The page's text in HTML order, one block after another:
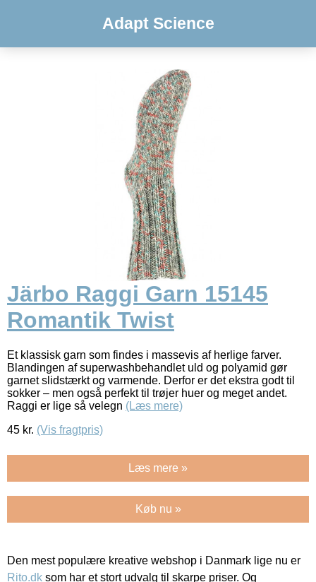
Adapt Science
Järbo Raggi Garn 15145
Romantik Twist
Et klassisk garn som findes i massevis af herlige farver.
Blandingen af superwashbehandlet uld og polyamid gør
garnet slidstærkt og varmende. Derfor er det ekstra godt til
sokker – men også perfekt til trøjer huer og meget andet.
Raggi er lige så velegn (Læs mere)
45 kr. (Vis fragtpris)
Læs mere »
Køb nu »
Den mest populære kreative webshop i Danmark lige nu er
Rito.dk som har et stort udvalg til skarpe priser. Og